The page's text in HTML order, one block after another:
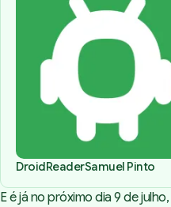
DroidReaderSamuel Pinto
E é já no próximo dia 9 de